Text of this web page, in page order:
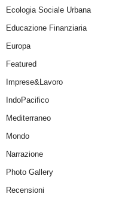
Ecologia Sociale Urbana
Educazione Finanziaria
Europa
Featured
Imprese&Lavoro
IndoPacifico
Mediterraneo
Mondo
Narrazione
Photo Gallery
Recensioni